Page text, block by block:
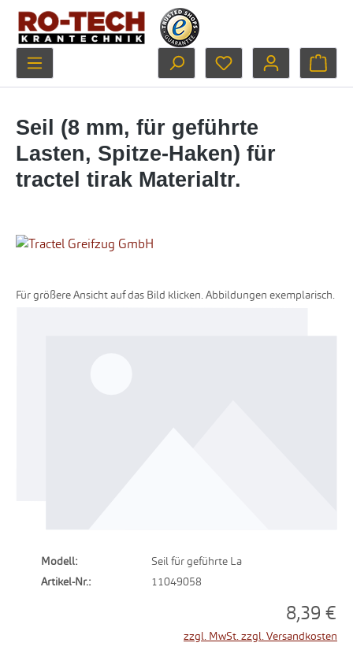
Zum Hauptinhalt springen
Du hast 0 Produkte
Seil (8 mm, für geführte
Lasten, Spitze-Haken) für
tractel tirak Materialtr.
Für größere Ansicht auf das Bild klicken. Abbildungen exemplarisch.
Modell:
Seil für geführte La
Artikel-Nr.:
11049058
8,39 €
zzgl. MwSt. zzgl. Versandkosten